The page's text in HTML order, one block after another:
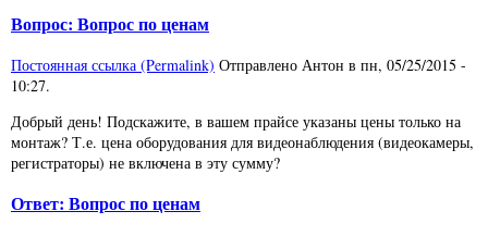
Вопрос: Вопрос по ценам
Постоянная ссылка (Permalink) Отправлено Антон в пн, 05/25/2015 -
10:27.
Добрый день! Подскажите, в вашем прайсе указаны цены только на
монтаж? Т.е. цена оборудования для видеонаблюдения (видеокамеры,
регистраторы) не включена в эту сумму?
Ответ: Вопрос по ценам